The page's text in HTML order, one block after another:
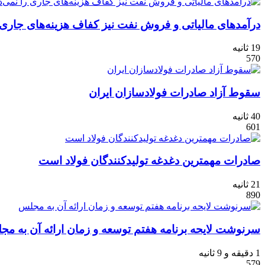
درآمدهای مالیاتی و فروش نفت نیز کفاف هزینه‌های
19 ثانیه
570
سقوط آزاد صادرات فولادسازان ایران
40 ثانیه
601
صادرات مهمترین دغدغه تولیدکنندگان فولاد است
21 ثانیه
890
سرنوشت لایحه برنامه هفتم توسعه و زمان ارائه آن به
1 دقیقه و 9 ثانیه